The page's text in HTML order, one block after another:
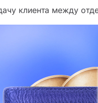
клиента между